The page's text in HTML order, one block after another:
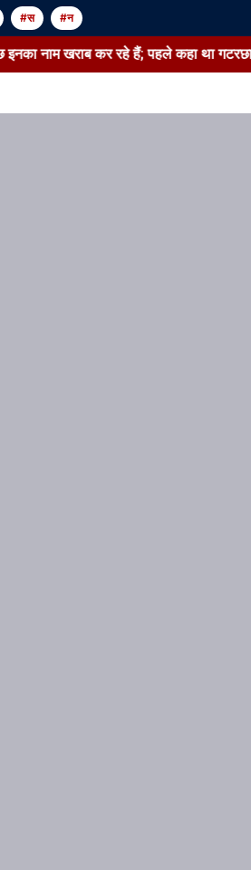
#स #न
नाम खराब कर रहे हैं; पहले कहा था गटरछाप